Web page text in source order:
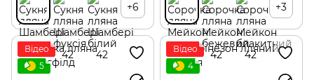
+6 +3
Відео
5
Відео
4